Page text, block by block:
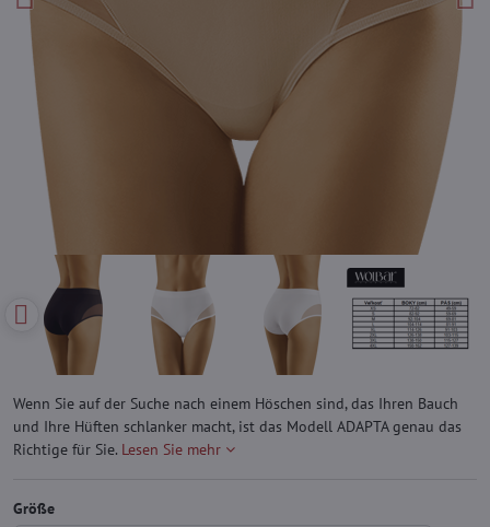
Wenn Sie auf der Suche nach einem Höschen sind, das Ihren Bauch
und Ihre Hüften schlanker macht, ist das Modell ADAPTA genau das
Richtige für Sie. Lesen Sie mehr
Größe